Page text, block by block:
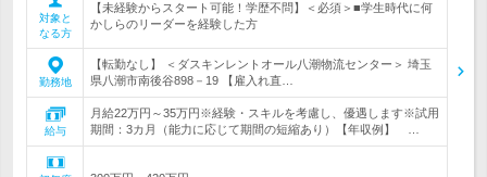
対象と
なる方
【未経験からスタート可能！学歴不問】＜必須＞■学生時代に何
かしらのリーダーを経験した方
勤務地
【転勤なし】 ＜ダスキンレントオール八潮物流センター＞ 埼玉
県八潮市南後谷898－19 【雇入れ直…
給与
月給22万円～35万円※経験・スキルを考慮し、優遇します※試用
期間：3カ月（能力に応じて期間の短縮あり）【年収例】 …